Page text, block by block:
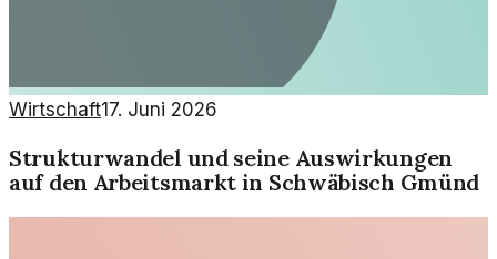
Wirtschaft17. Juni 2026
Strukturwandel und seine Auswirkungen
auf den Arbeitsmarkt in Schwäbisch Gmünd